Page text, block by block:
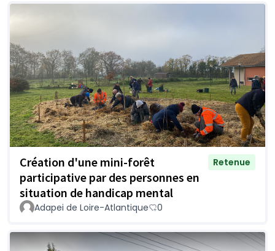
Création d'une mini-forêt
participative par des personnes en
situation de handicap mental
Retenue
Adapei de Loire-Atlantique 0